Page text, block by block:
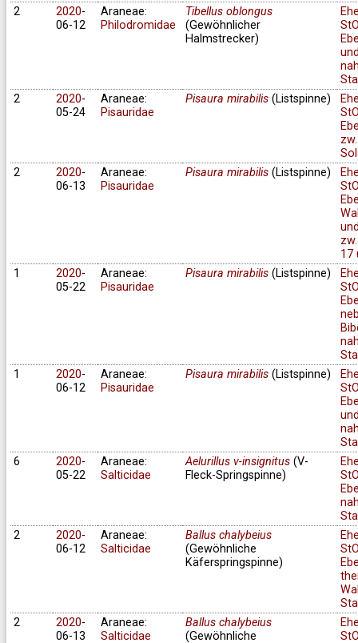
2
2020-
06-12
Araneae:
Philodromidae
Tibellus oblongus
(Gewöhnlicher
Halmstrecker)
2
2020-
05-24
Araneae:
Pisauridae
Pisaura mirabilis(Listspinne)
zw.
2
2020-
06-13
Araneae:
Pisauridae
Pisaura mirabilis(Listspinne)
17
1
2020-
05-22
Araneae:
Pisauridae
Pisaura mirabilis(Listspinne)
1
2020-
06-12
Araneae:
Pisauridae
Pisaura mirabilis(Listspinne)
6
2020-
05-22
Araneae:
Salticidae
Aelurillus v-insignitus(V-
Fleck-Springspinne)
2
2020-
06-12
Araneae:
Salticidae
Ballus chalybeius
(Gewöhnliche
Käferspringspinne)
2
2020-
06-13
Araneae:
Salticidae
Ballus chalybeius
(Gewöhnliche